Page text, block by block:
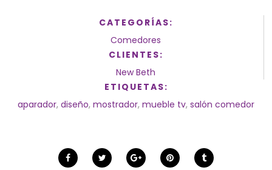
CATEGORÍAS:
Comedores
CLIENTES:
New Beth
ETIQUETAS:
aparador, diseño, mostrador, mueble tv, salón comedor